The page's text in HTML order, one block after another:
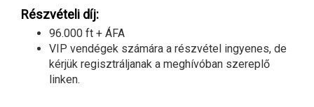
Részvételi díj:
96.000 ft + ÁFA
VIP vendégek számára a részvétel ingyenes, de
kérjük regisztráljanak a meghívóban szereplő
linken.